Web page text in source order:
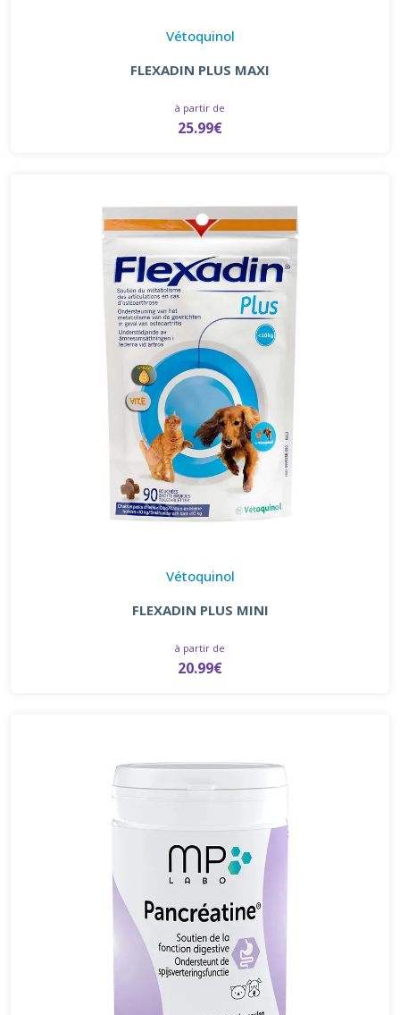
Vétoquinol
FLEXADIN PLUS MAXI
à partir de
25.99€
Vétoquinol
FLEXADIN PLUS MINI
à partir de
20.99€